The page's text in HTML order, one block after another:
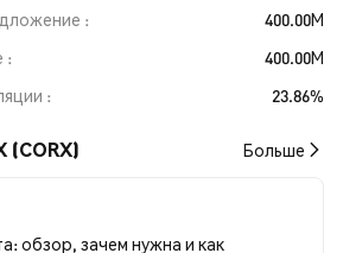
400.00M
400.00M
23.86%
(CORX) Больше
обзор, зачем нужна и как